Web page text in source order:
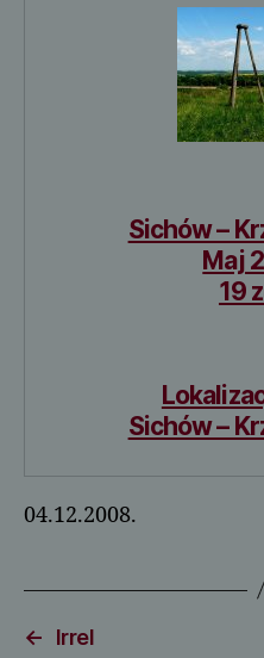
Sichów –
Maj
19
Sichów –
04.12.2008.
←
Irrel